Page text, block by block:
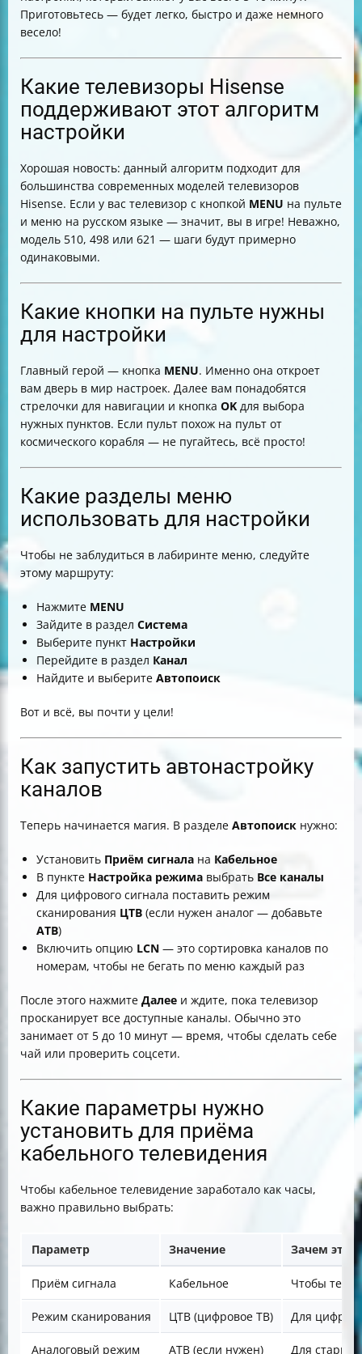
Приготовьтесь — будет легко, быстро и даже немного
весело!
Какие телевизоры Hisense
поддерживают этот алгоритм
настройки
Хорошая новость: данный алгоритм подходит для
большинства современных моделей телевизоров
Hisense. Если у вас телевизор с кнопкой MENU на пульте
и меню на русском языке — значит, вы в игре! Неважно,
модель 510, 498 или 621 — шаги будут примерно
одинаковыми.
Какие кнопки на пульте нужны
для настройки
Главный герой — кнопка MENU. Именно она откроет
вам дверь в мир настроек. Далее вам понадобятся
стрелочки для навигации и кнопка OK для выбора
нужных пунктов. Если пульт похож на пульт от
космического корабля — не пугайтесь, всё просто!
Какие разделы меню
использовать для настройки
Чтобы не заблудиться в лабиринте меню, следуйте
этому маршруту:
Нажмите MENU
Зайдите в раздел Система
Выберите пункт Настройки
Перейдите в раздел Канал
Найдите и выберите Автопоиск
Вот и всё, вы почти у цели!
Как запустить автонастройку
каналов
Теперь начинается магия. В разделе Автопоиск нужно:
Установить Приём сигнала на Кабельное
В пункте Настройка режима выбрать Все каналы
Для цифрового сигнала поставить режим
сканирования ЦТВ (если нужен аналог — добавьте
АТВ)
Включить опцию LCN — это сортировка каналов по
номерам, чтобы не бегать по меню каждый раз
После этого нажмите Далее и ждите, пока телевизор
просканирует все доступные каналы. Обычно это
занимает от 5 до 10 минут — время, чтобы сделать себе
чай или проверить соцсети.
Какие параметры нужно
установить для приёма
кабельного телевидения
Чтобы кабельное телевидение заработало как часы,
важно правильно выбрать:
Параметр Значение Зачем это
Приём сигнала Кабельное Чтобы
Режим сканирования ЦТВ (цифровое ТВ) Для
Аналоговый режим АТВ (если нужен) Для старых